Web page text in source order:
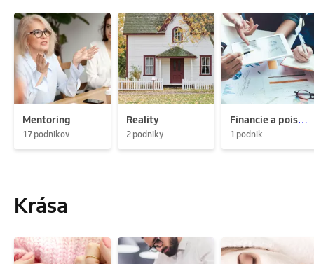
Mentoring
17 podnikov
Reality
2 podniky
Financie a poistenie
1 podnik
Krása